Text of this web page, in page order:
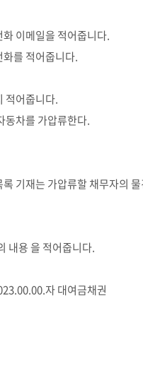
이메일을 적어줍니다.
를 적어줍니다.
적어줍니다.
동차를 가압류한다.
기재는 가압류할 채무자의
내용 을 적어줍니다.
자 대여금채권